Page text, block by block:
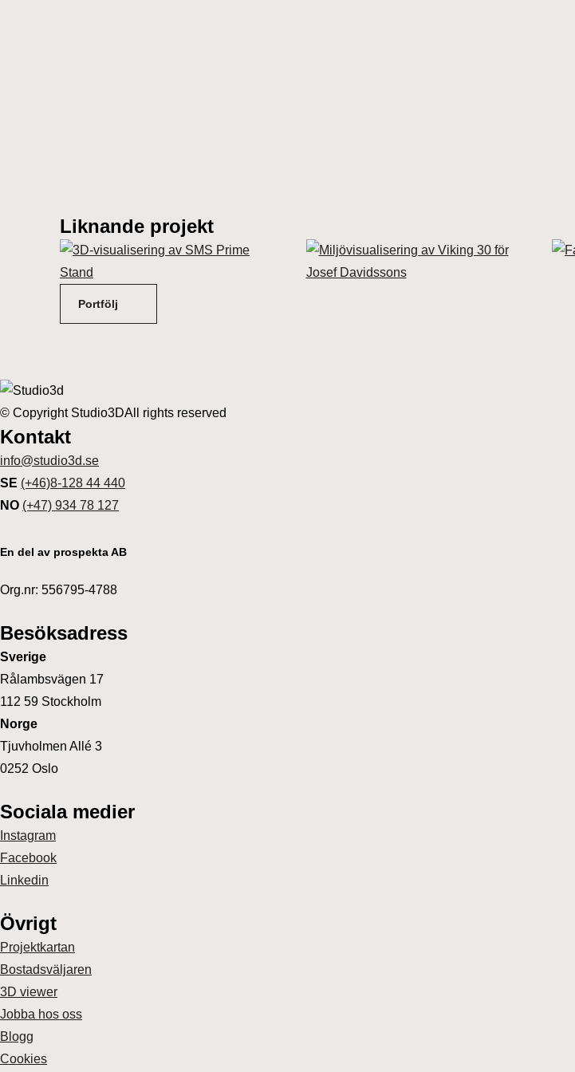
Liknande projekt
Portfölj
© Copyright Studio3DAll rights reserved
Kontakt
info@studio3d.se
SE (+46)8-128 44 440
NO (+47) 934 78 127
En del av prospekta AB
Org.nr: 556795-4788
Besöksadress
Sverige
Rålambsvägen 17
112 59 Stockholm
Norge
Tjuvholmen Allé 3
0252 Oslo
Sociala medier
Instagram
Facebook
Linkedin
Övrigt
Projektkartan
Bostadsväljaren
3D viewer
Jobba hos oss
Blogg
Cookies